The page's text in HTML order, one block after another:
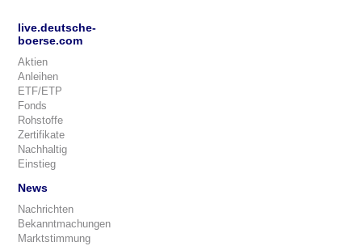
live.deutsche-
boerse.com
Aktien
Anleihen
ETF/ETP
Fonds
Rohstoffe
Zertifikate
Nachhaltig
Einstieg
News
Nachrichten
Bekanntmachungen
Marktstimmung